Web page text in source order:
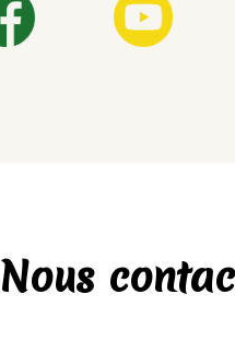
Nous